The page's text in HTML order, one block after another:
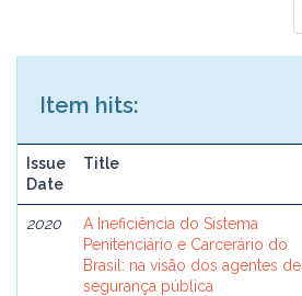
Item hits:
Issue
Date
Title
2020
A Ineficiência do Sistema
Penitenciário e Carcerário do
Brasil: na visão dos agentes de
segurança pública